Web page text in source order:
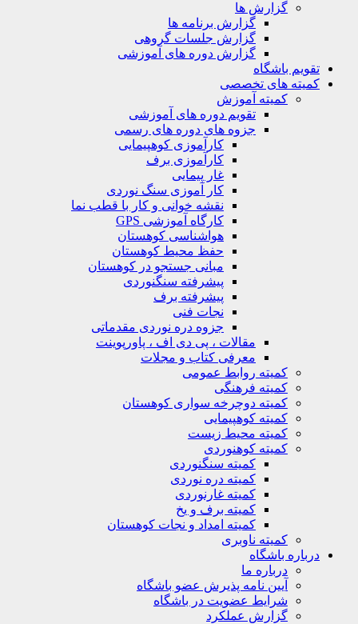
گزارش ها
گزارش برنامه ها
گزارش جلسات گروهی
گزارش دوره های آموزشی
باشگاه
های تخصصی
کمیته آموزش
تقویم دوره های آموزشی
جزوه های دوره های رسمی
کارآموزی کوهپیمایی
کارآموزی برف
غار پیمایی
کار آموزی سنگ نوردی
نقشه خوانی و کار با قطب نما
کارگاه آموزشی GPS
هواشناسی کوهستان
حفظ محیط کوهستان
مبانی جستجو در کوهستان
پیشرفته سنگنوردی
پیشرفته برف
نجات فنی
جزوه دره نوردی مقدماتی
مقالات ، پی دی اف ، پاورپوینت
معرفی کتاب و مجلات
کمیته روابط عمومی
کمیته فرهنگی
کمیته دوچرخه سواری کوهستان
کمیته کوهپیمایی
کمیته محیط زیست
کمیته کوهنوردی
کمیته سنگنوردی
کمیته دره نوردی
کمیته غارنوردی
کمیته برف و یخ
کمیته امداد و نجات کوهستان
کمیته ناوبری
باشگاه
درباره ما
آیین نامه پذیرش عضو باشگاه
شرایط عضویت در باشگاه
گزارش عملکرد